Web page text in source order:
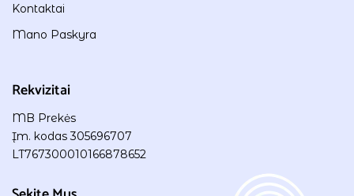
Kontaktai
Mano Paskyra
Rekvizitai
MB Prekės
Įm. kodas 305696707
LT767300010166878652